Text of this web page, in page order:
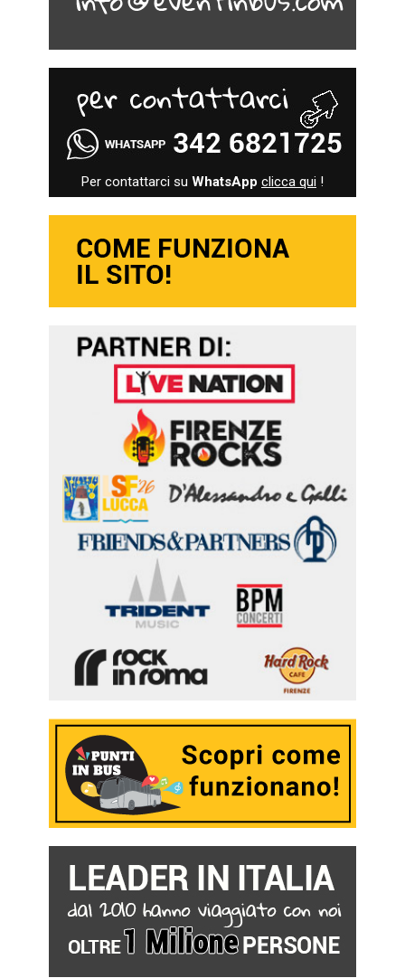
Per contattarci su WhatsApp clicca qui !